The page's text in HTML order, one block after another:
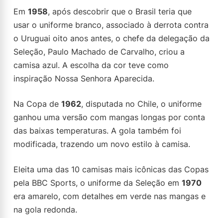
Em 1958, após descobrir que o Brasil teria que
usar o uniforme branco, associado à derrota contra
o Uruguai oito anos antes, o chefe da delegação da
Seleção, Paulo Machado de Carvalho, criou a
camisa azul. A escolha da cor teve como
inspiração Nossa Senhora Aparecida.
Na Copa de 1962, disputada no Chile, o uniforme
ganhou uma versão com mangas longas por conta
das baixas temperaturas. A gola também foi
modificada, trazendo um novo estilo à camisa.
Eleita uma das 10 camisas mais icônicas das Copas
pela BBC Sports, o uniforme da Seleção em 1970
era amarelo, com detalhes em verde nas mangas e
na gola redonda.